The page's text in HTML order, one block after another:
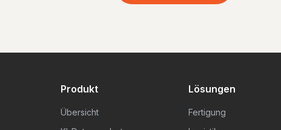
Produkt
Übersicht
Lösungen
Fertigung